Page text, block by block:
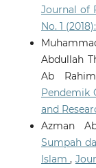
Journal of
No. 1
Abdullah
Ab
Pendemik
and
Azman
Sumpah
Islam,